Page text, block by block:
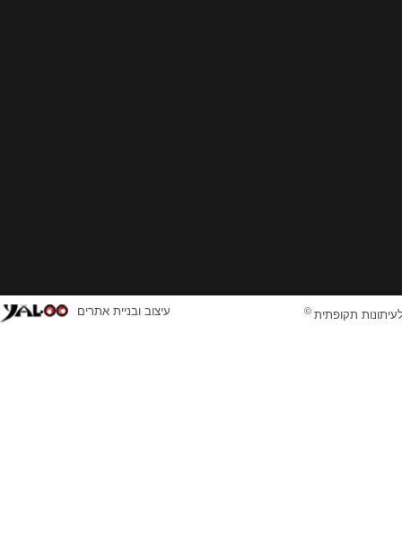
תקופתית © עיצוב ובניית אתרים